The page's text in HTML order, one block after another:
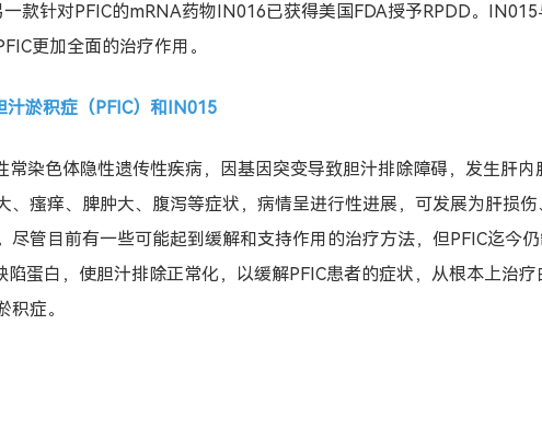
款针对PFIC的mRNA药物IN016已获得美国FDA授予RPDD。
更加全面的治疗作用。
淤积症（PFIC）和IN015
常染色体隐性遗传性疾病，因基因突变导致胆汁排除障碍，发生肝内
瘙痒、 脾肿大、腹泻等症状，病情呈进行性进展，可发展为肝损
尽管目前有一些可能起到缓解和支持作用的治疗方法，但PFIC迄今
蛋白，使胆汁排除正常化，以缓解PFIC患者的症状，从根本上治疗
症。